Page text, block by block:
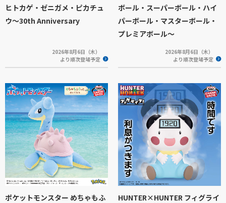
ヒトカゲ・ゼニガメ・ピカチュ
ウ～30th Anniversary
2026年8月6日（木）
より順次登場予定
ボール・スーパーボール・ハイ
パーボール・マスターボール・
プレミアボール～
2026年8月6日（木）
より順次登場予定
ポケットモンスター めちゃもふ
HUNTER×HUNTER フィグライ